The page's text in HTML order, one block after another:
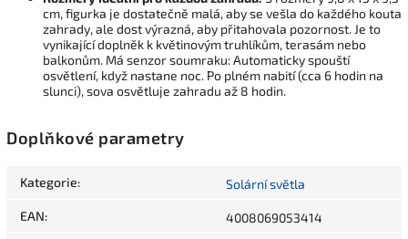
cm, figurka je dostatečně malá, aby se vešla do každého kouta
zahrady, ale dost výrazná, aby přitahovala pozornost. Je to
vynikající doplněk k květinovým truhlíkům, terasám nebo
balkonům. Má senzor soumraku: Automaticky spouští
osvětlení, když nastane noc. Po plném nabití (cca 6 hodin na
slunci), sova osvětluje zahradu až 8 hodin.
Doplňkové parametry
Kategorie: Solární světla
EAN: 4008069053414